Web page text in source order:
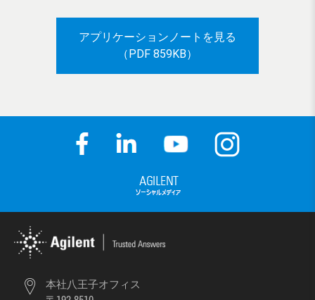
アプリケーションノートを見る
（PDF 859KB）
本社八王子オフィス